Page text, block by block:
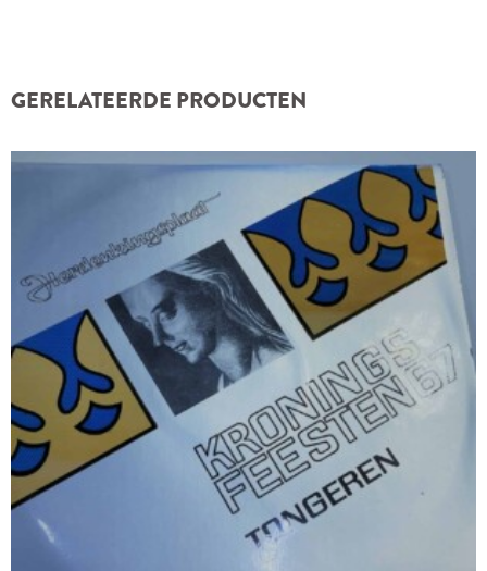
GERELATEERDE PRODUCTEN